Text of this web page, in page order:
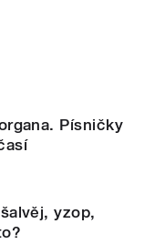
Písničky
yzop,